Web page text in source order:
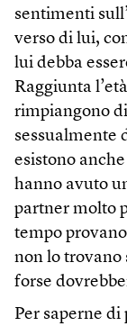
sentimenti
verso di lui,
lui debba
Raggiunta
rimpiangono
sessualmente
esistono
hanno avuto
partner molto
tempo
non lo trovano
forse
Per saperne di